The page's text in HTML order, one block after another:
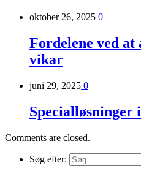
oktober 26, 2025 0
Fordelene ved
vikar
juni 29, 2025 0
Specialløsninger
Comments are closed.
Søg efter: